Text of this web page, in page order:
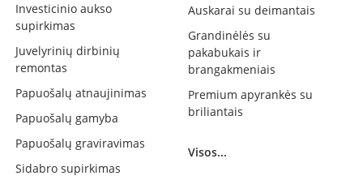
Investicinio aukso
supirkimas
Juvelyrinių dirbinių
remontas
Papuošalų atnaujinimas
Papuošalų gamyba
Papuošalų graviravimas
Sidabro supirkimas
Auskarai su deimantais
Grandinėlės su
pakabukais ir
brangakmeniais
Premium apyrankės su
briliantais
Visos...